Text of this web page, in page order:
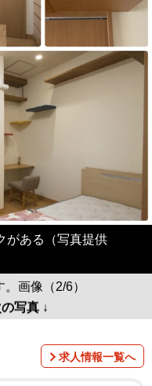
がある（写真提供
画像（2/6）
写真 ↓
求人情報一覧へ